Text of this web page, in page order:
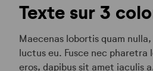
Texte sur 3
Maecenas lobortis quam
luctus eu. Fusce nec pharetra
eros, dapibus sit amet iaculis